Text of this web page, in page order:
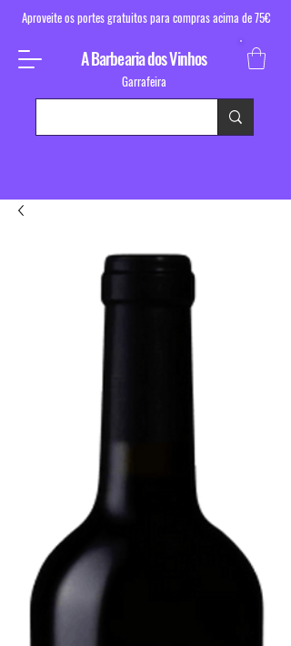
Aproveite os portes gratuitos para compras acima de 75€
A Barbearia dos Vinhos
Garrafeira